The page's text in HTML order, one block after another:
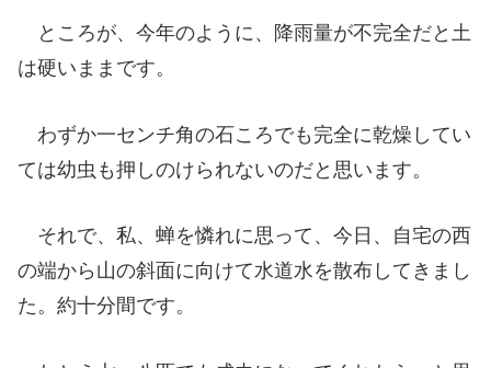
ところが、今年のように、降雨量が不完全だと土
は硬いままです。
わずか一センチ角の石ころでも完全に乾燥してい
ては幼虫も押しのけられないのだと思います。
それで、私、蝉を憐れに思って、今日、自宅の西
の端から山の斜面に向けて水道水を散布してきまし
た。約十分間です。